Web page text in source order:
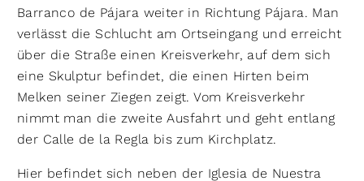
Barranco de Pájara weiter in Richtung Pájara. Man
verlässt die Schlucht am Ortseingang und erreicht
über die Straße einen Kreisverkehr, auf dem sich
eine Skulptur befindet, die einen Hirten beim
Melken seiner Ziegen zeigt. Vom Kreisverkehr
nimmt man die zweite Ausfahrt und geht entlang
der Calle de la Regla bis zum Kirchplatz.
Hier befindet sich neben der Iglesia de Nuestra